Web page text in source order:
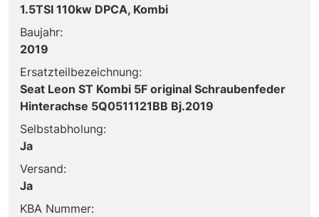
1.5TSI 110kw DPCA, Kombi
Baujahr:
2019
Ersatzteilbezeichnung:
Seat Leon ST Kombi 5F original Schraubenfeder
Hinterachse 5Q0511121BB Bj.2019
Selbstabholung:
Ja
Versand:
Ja
KBA Nummer: